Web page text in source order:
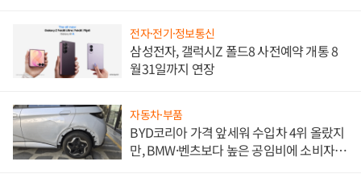
전자·전기·정보통신
삼성전자, 갤럭시Z 폴드8 사전예약 개통 8
월31일까지 연장
자동차·부품
BYD코리아 가격 앞세워 수입차 4위 올랐지
만, BMW·벤츠보다 높은 공임비에 소비자